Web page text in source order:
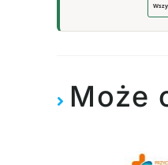
Może